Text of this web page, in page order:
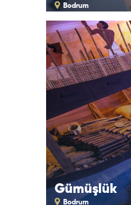
Bodrum
Gümüşlük
Bodrum